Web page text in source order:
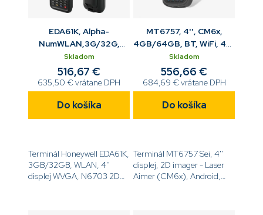
EDA61K, Alpha-
NumWLAN,3G/32G,
Ext batt, SCP prelic
Skladom
635,50 € vrátane DPH
516,67 €
Do košíka
Terminál Honeywell EDA61K,
3GB/32GB, WLAN, 4''
displej WVGA, N6703 2D
MT6757, 4'', CM6x,
4GB/64GB, BT, WiFi, 4G,
GPS, NFC, fotoaparát,
USB kit
Skladom
684,69 € vrátane DPH
556,66 €
Do košíka
Terminál MT6757 Sei, 4''
displej, 2D imager - Laser
Aimer (CM6x), Android,